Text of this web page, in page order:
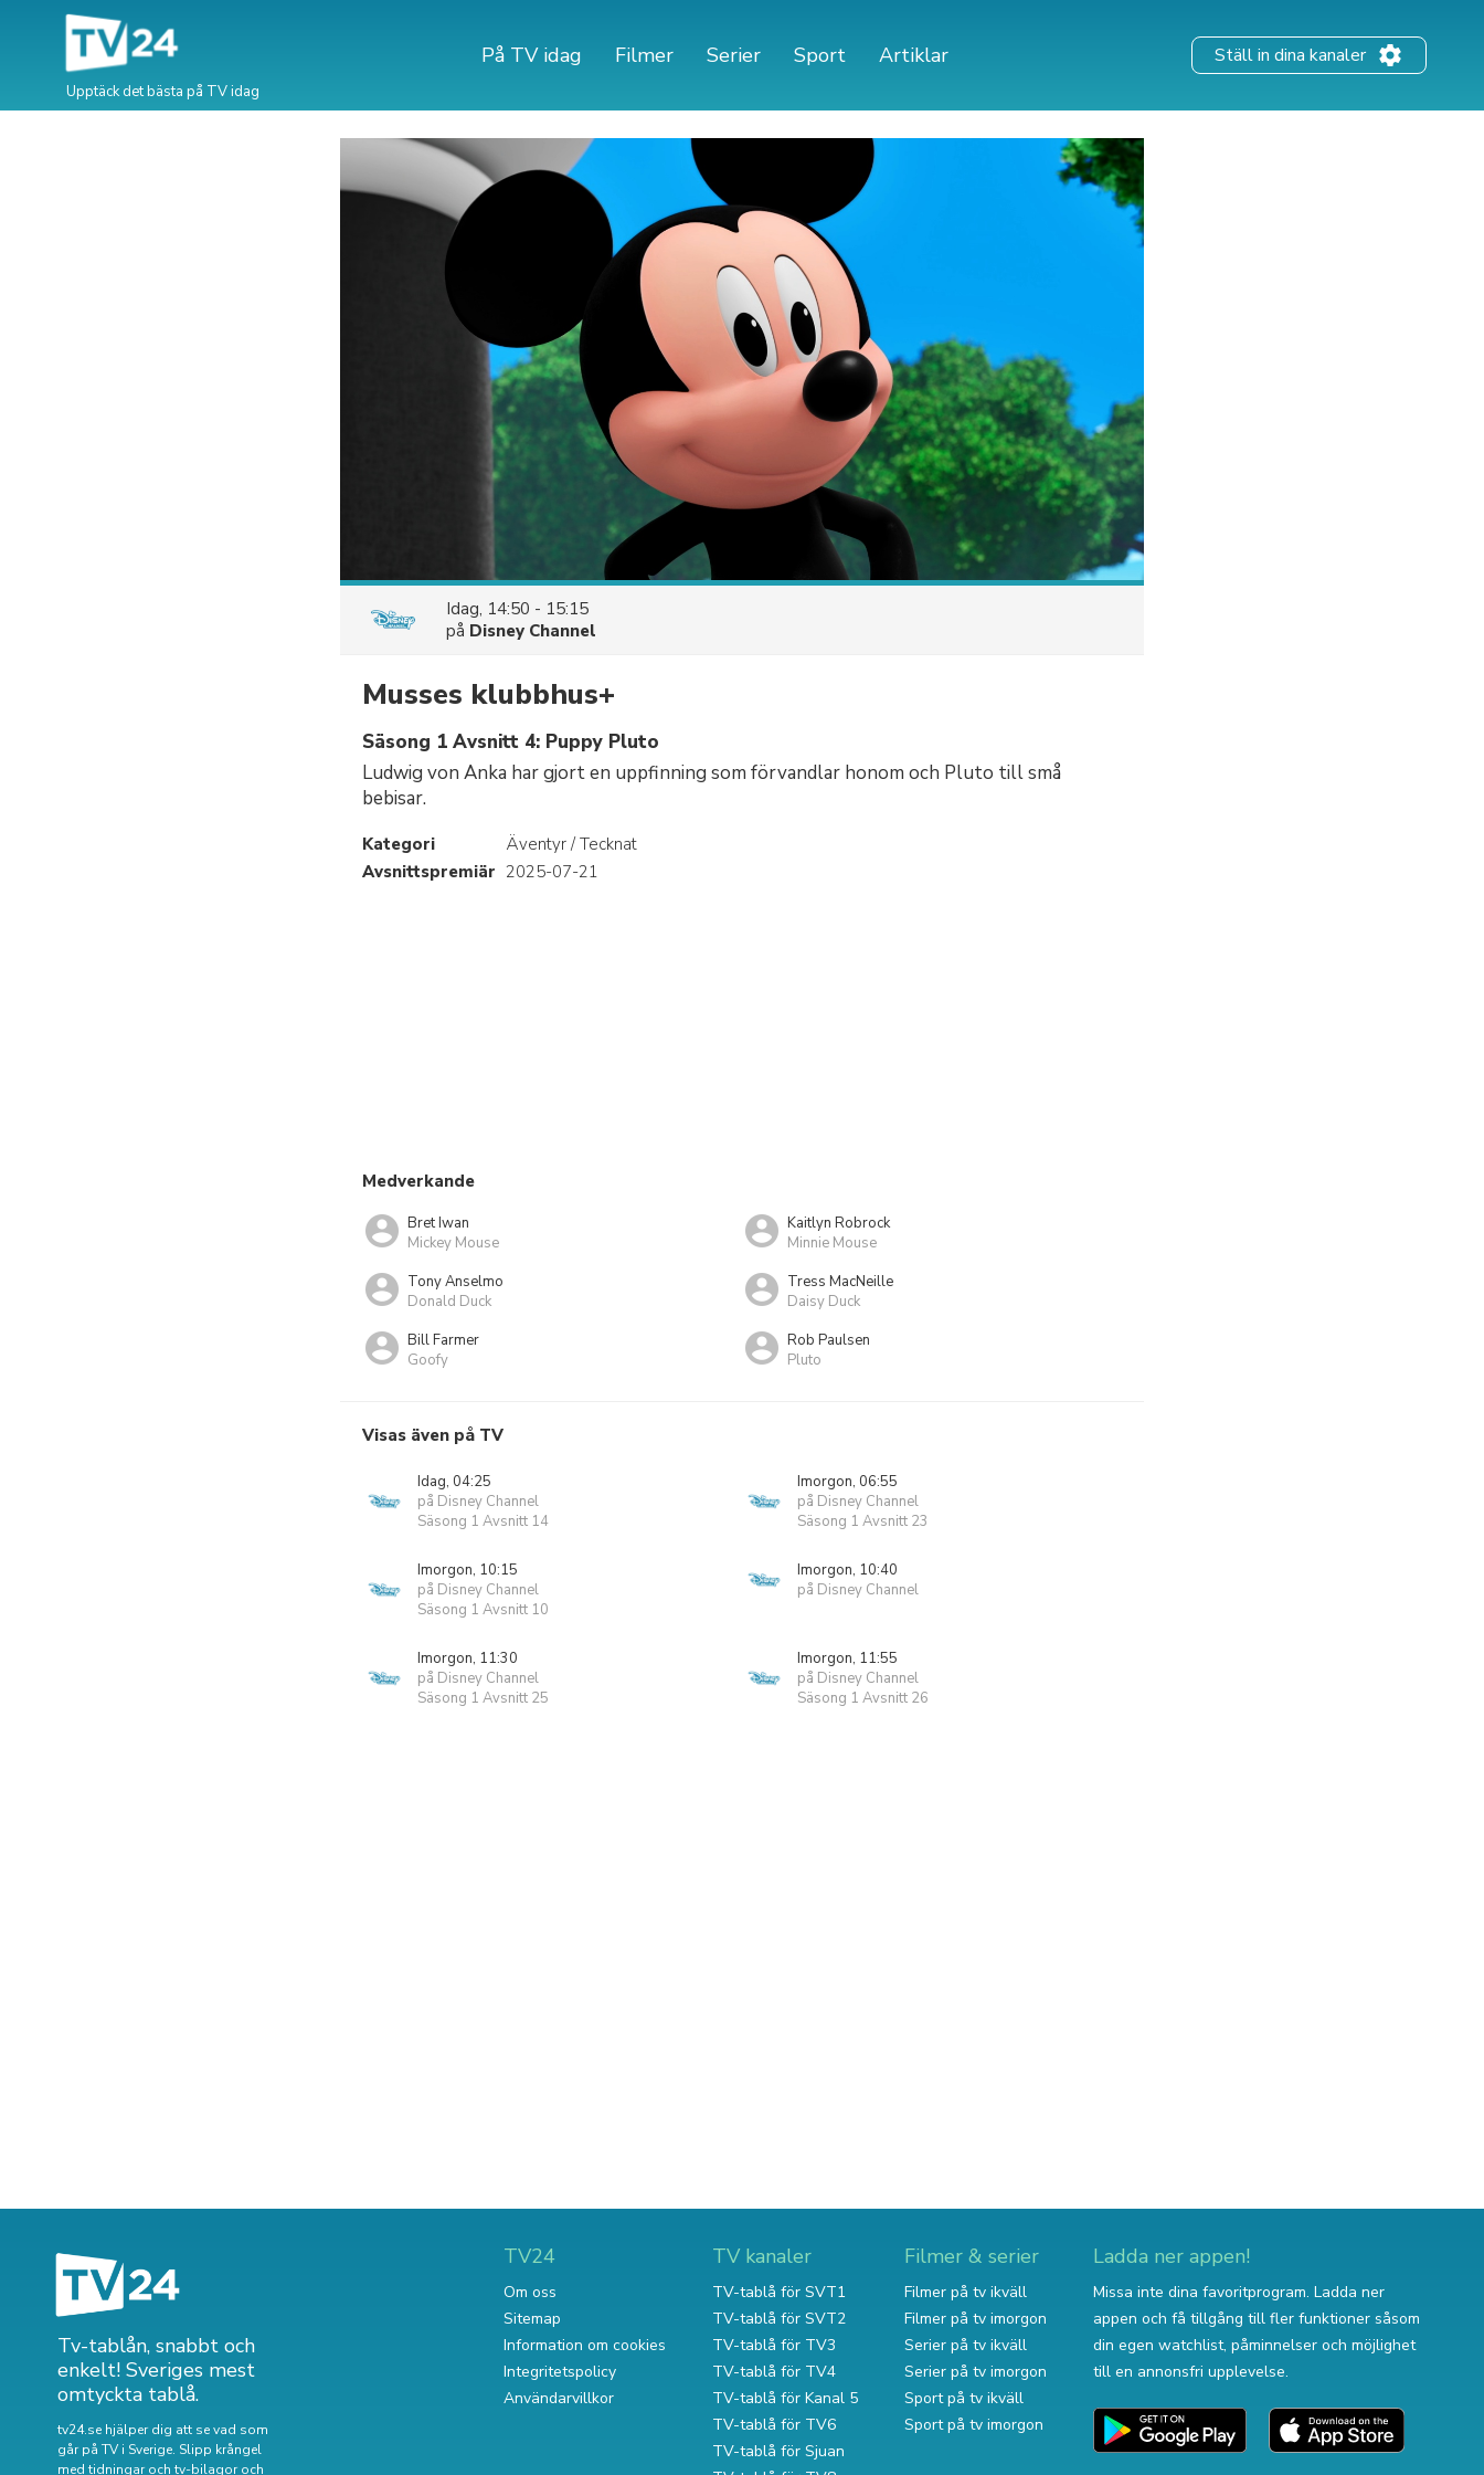
Upptäck det bästa på TV idag
På TV idag Filmer Serier Sport Artiklar Ställ in dina kanaler
Idag, 14:50 - 15:15
på Disney Channel
Musses klubbhus+
Säsong 1 Avsnitt 4: Puppy Pluto
Ludwig von Anka har gjort en uppfinning som förvandlar honom och Pluto till små
bebisar.
Kategori
Äventyr / Tecknat
Avsnittspremiär 2025-07-21
Medverkande
Bret Iwan
Mickey Mouse
Kaitlyn Robrock
Minnie Mouse
Tony Anselmo
Donald Duck
Tress MacNeille
Daisy Duck
Bill Farmer
Goofy
Rob Paulsen
Pluto
Visas även på TV
Idag, 04:25
på Disney Channel
Säsong 1 Avsnitt 14
Imorgon, 06:55
på Disney Channel
Säsong 1 Avsnitt 23
Imorgon, 10:15
på Disney Channel
Säsong 1 Avsnitt 10
Imorgon, 10:40
på Disney Channel
Imorgon, 11:30
på Disney Channel
Säsong 1 Avsnitt 25
Imorgon, 11:55
på Disney Channel
Säsong 1 Avsnitt 26
Tv-tablån, snabbt och
enkelt! Sveriges mest
omtyckta tablå.
tv24.se hjälper dig att se vad som
går på TV i Sverige. Slipp krångel
med tidningar och tv-bilagor och
TV24
Om oss
Sitemap
Information om cookies
Integritetspolicy
Användarvillkor
TV kanaler
TV-tablå för SVT1
TV-tablå för SVT2
TV-tablå för TV3
TV-tablå för TV4
TV-tablå för Kanal 5
TV-tablå för TV6
TV-tablå för Sjuan
Filmer & serier
Filmer på tv ikväll
Filmer på tv imorgon
Serier på tv ikväll
Serier på tv imorgon
Sport på tv ikväll
Sport på tv imorgon
Ladda ner appen!
Missa inte dina favoritprogram. Ladda ner
appen och få tillgång till fler funktioner såsom
din egen watchlist, påminnelser och möjlighet
till en annonsfri upplevelse.